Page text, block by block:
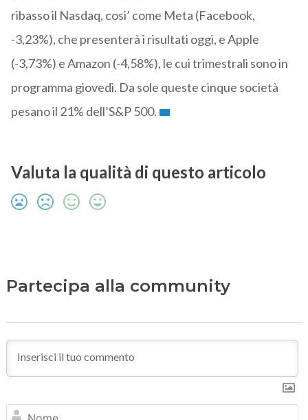
ribasso il Nasdaq, cosi’ come Meta (Facebook,
-3,23%), che presenterà i risultati oggi, e Apple
(-3,73%) e Amazon (-4,58%), le cui trimestrali sono in
programma giovedì. Da sole queste cinque società
pesano il 21% dell’S&P 500.
Valuta la qualità di questo articolo
Partecipa alla community